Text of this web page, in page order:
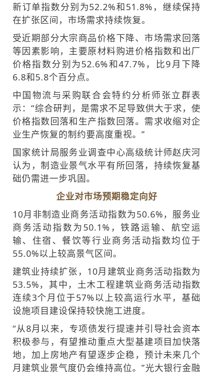
新订单指数分别为52.2%和51.8%，继续保持
在扩张区间，市场需求持续恢复。
受近期部分大宗商品价格下降、市场需求回落
等因素影响，主要原材料购进价格指数和出厂
价格指数分别为52.6%和47.7%，比9月下降
6.8和5.8个百分点。
中国物流与采购联合会特约分析师张立群表
示：“综合研判，是需求不足导致供大于求，使
价格指数回落和生产指数回落。需求收缩对企
业生产恢复的制约要高度重视。”
国家统计局服务业调查中心高级统计师赵庆河
认为，制造业景气水平有所回落，持续恢复基
础仍需进一步巩固。
企业对市场预期稳定向好
10月非制造业商务活动指数为50.6%，服务业
商务活动指数为50.1%，铁路运输、航空运
输、住宿、餐饮等行业商务活动指数均位于
55.0%以上较高景气区间。
建筑业持续扩张，10月建筑业商务活动指数为
53.5%，其中，土木工程建筑业商务活动指数
连续3个月位于57%以上较高运行水平，基础
设施项目建设保持较快施工进度。
“从8月以来，专项债发行提速并引导社会资本
积极参与，有望推动重点大型基建项目加快落
地，加上房地产有望逐步企稳，预计未来几个
月建筑业景气度仍会维持高位。”光大银行金融